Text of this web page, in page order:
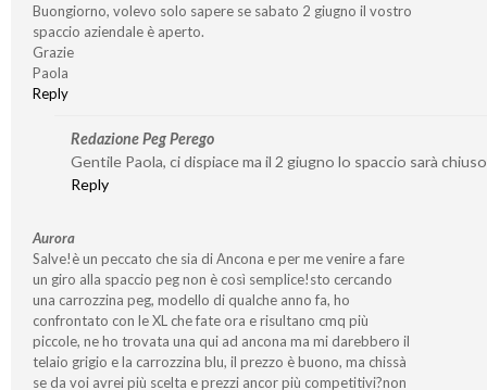
Buongiorno, volevo solo sapere se sabato 2 giugno il vostro
spaccio aziendale è aperto.
Grazie
Paola
Reply
Redazione Peg Perego
Gentile Paola, ci dispiace ma il 2 giugno lo spaccio sarà
Reply
Aurora
Salve!è un peccato che sia di Ancona e per me venire a fare
un giro alla spaccio peg non è così semplice!sto cercando
una carrozzina peg, modello di qualche anno fa, ho
confrontato con le XL che fate ora e risultano cmq più
piccole, ne ho trovata una qui ad ancona ma mi darebbero il
telaio grigio e la carrozzina blu, il prezzo è buono, ma chissà
se da voi avrei più scelta e prezzi ancor più competitivi?non